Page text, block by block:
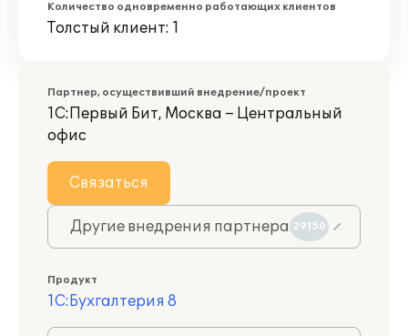
Количество одновременно работающих клиентов
Толстый клиент: 1
Партнер, осуществивший внедрение/проект
1С:Первый Бит, Москва – Центральный
офис
Связаться
Другие внедрения партнера 29150
Продукт
1С:Бухгалтерия 8